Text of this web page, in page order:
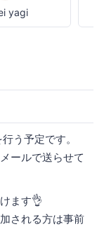
yagi
う予定です。
ールで送らせて
ます👌
される方は事前